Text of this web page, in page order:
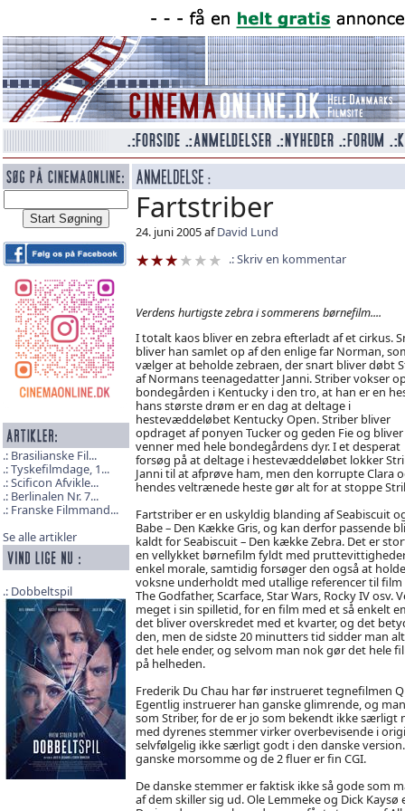
Brasilianske Fil...
Tyskefilmdage, 1...
Scificon Afvikle...
Berlinalen Nr. 7...
Franske Filmmand...
Se alle artikler
Dobbeltspil
Fartstriber
24. juni 2005 afDavid Lund
Skriv en kommentar
Verdens hurtigste zebra i sommerens børnefilm....
I totalt kaos bliver en zebra efterladt af et cirkus.
bliver han samlet op af den enlige far Norman,
vælger at beholde zebraen, der snart bliver døbt
af Normans teenagedatter Janni. Striber vokser
bondegården i Kentucky i den tro, at han er en
hans største drøm er en dag at deltage i
hestevæddeløbet Kentucky Open. Striber bliver
opdraget af ponyen Tucker og geden Fie og
venner med hele bondegårdens dyr. I et desperat
forsøg på at deltage i hestevæddeløbet lokker
Janni til at afprøve ham, men den korrupte Clara
hendes veltrænede heste gør alt for at stoppe
Fartstriber er en uskyldig blanding af Seabiscuit
Babe – Den Kække Gris, og kan derfor passende
kaldt for Seabiscuit – Den kække Zebra. Det er
en vellykket børnefilm fyldt med
enkel morale, samtidig forsøger den også at holde
voksne underholdt med utallige referencer til film
The Godfather, Scarface, Star Wars, Rocky IV
meget i sin spilletid, for en film med et så enkelt
det bliver overskredet med et kvarter, og det
den, men de sidste 20 minutters tid sidder man
det hele ender, og selvom man nok gør det hele
på helheden.
Frederik Du Chau har før instrueret tegnefilmen
Egentlig instruerer han ganske glimrende, og
som Striber, for de er jo som bekendt ikke særligt
med dyrenes stemmer virker overbevisende i
selvfølgelig ikke særligt godt i den danske
ganske morsomme og de 2 fluer er fin CGI.
De danske stemmer er faktisk ikke så gode som
af dem skiller sig ud. Ole Lemmeke og Dick